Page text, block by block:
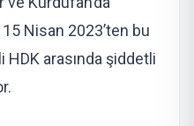
Nisan 2023’ten bu
HDK arasında şiddetli